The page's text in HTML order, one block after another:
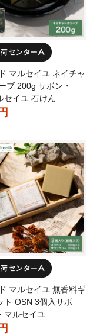
マルセイユ ネイチャ
ブ 200g サボン・
セイユ 石けん
マルセイユ 無香料ギ
ト OSN 3個入サボ
マルセイユ